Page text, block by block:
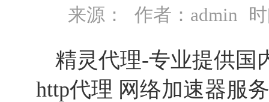
来源： 作者：admin
精灵代理-专业提供国
http代理 网络加速器服